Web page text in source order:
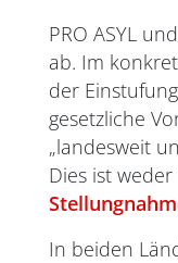
PRO ASYL
ab. Im
der
gesetzliche
„landesweit
Dies ist
In beiden